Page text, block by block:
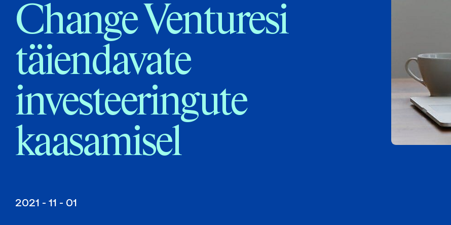
Change Venturesi
täiendavate
investeeringute
kaasamisel
2021 - 11 - 01